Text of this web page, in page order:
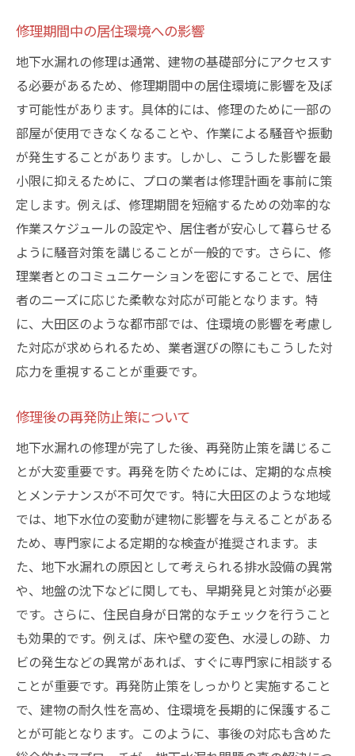
修理期間中の居住環境への影響
地下水漏れの修理は通常、建物の基礎部分にアクセスす
る必要があるため、修理期間中の居住環境に影響を及ぼ
す可能性があります。具体的には、修理のために一部の
部屋が使用できなくなることや、作業による騒音や振動
が発生することがあります。しかし、こうした影響を最
小限に抑えるために、プロの業者は修理計画を事前に策
定します。例えば、修理期間を短縮するための効率的な
作業スケジュールの設定や、居住者が安心して暮らせる
ように騒音対策を講じることが一般的です。さらに、修
理業者とのコミュニケーションを密にすることで、居住
者のニーズに応じた柔軟な対応が可能となります。特
に、大田区のような都市部では、住環境の影響を考慮し
た対応が求められるため、業者選びの際にもこうした対
応力を重視することが重要です。
修理後の再発防止策について
地下水漏れの修理が完了した後、再発防止策を講じるこ
とが大変重要です。再発を防ぐためには、定期的な点検
とメンテナンスが不可欠です。特に大田区のような地域
では、地下水位の変動が建物に影響を与えることがある
ため、専門家による定期的な検査が推奨されます。ま
た、地下水漏れの原因として考えられる排水設備の異常
や、地盤の沈下などに関しても、早期発見と対策が必要
です。さらに、住民自身が日常的なチェックを行うこと
も効果的です。例えば、床や壁の変色、水浸しの跡、カ
ビの発生などの異常があれば、すぐに専門家に相談する
ことが重要です。再発防止策をしっかりと実施すること
で、建物の耐久性を高め、住環境を長期的に保護するこ
とが可能となります。このように、事後の対応も含めた